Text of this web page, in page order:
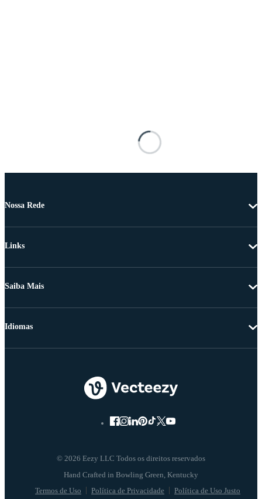
Nossa Rede
Links
Saiba Mais
© 2026 Eezy LLC Todos os direitos reservados
Termos de Uso Política de Privacidade Política de Uso Justo
Idiomas